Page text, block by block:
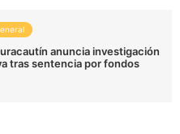
anuncia investigación
tras sentencia por fondos